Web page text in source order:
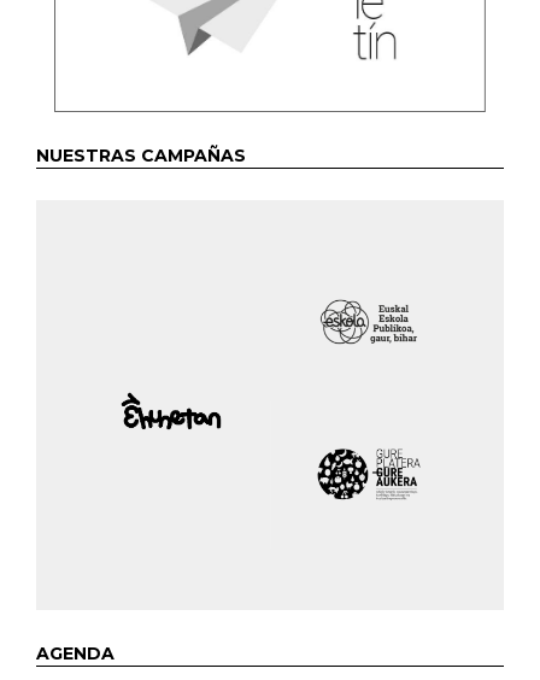
NUESTRAS CAMPAÑAS
AGENDA